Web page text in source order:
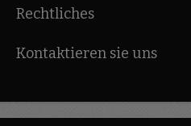
Rechtliches
Kontaktieren sie uns